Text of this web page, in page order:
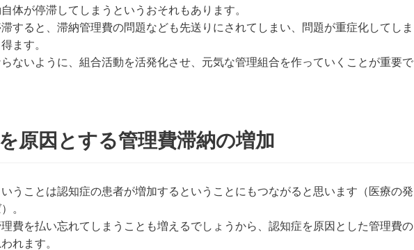
体が停滞してしまうというおそれもあります。
すると、滞納管理費の問題なども先送りにされてしまい、問題が重症化してしま
ます。
ないように、組合活動を活発化させ、元気な管理組合を作っていくことが重要で
原因とする管理費滞納の増加
うことは認知症の患者が増加するということにもつながると思います（医療の発
。
費を払い忘れてしまうことも増えるでしょうから、認知症を原因とした管理費の
れます。